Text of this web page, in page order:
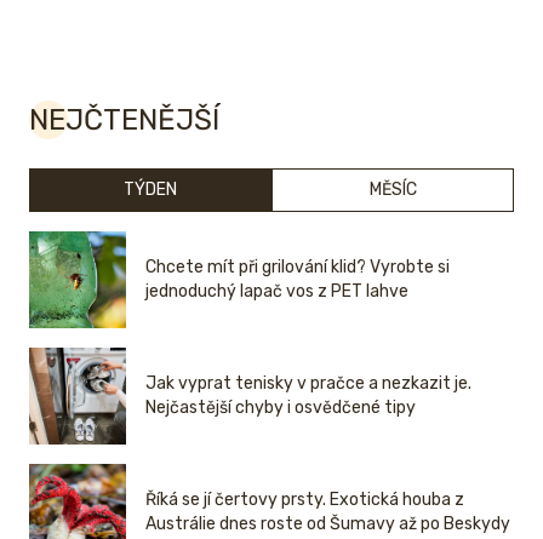
NEJČTENĚJŠÍ
TÝDEN MĚSÍC
Chcete mít při grilování klid? Vyrobte si
jednoduchý lapač vos z PET lahve
Jak vyprat tenisky v pračce a nezkazit je.
Nejčastější chyby i osvědčené tipy
Říká se jí čertovy prsty. Exotická houba z
Austrálie dnes roste od Šumavy až po Beskydy